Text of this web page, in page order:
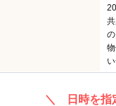
＼ 日時を指